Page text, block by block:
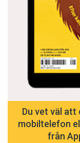
Du vet väl att
mobiltelefon
från